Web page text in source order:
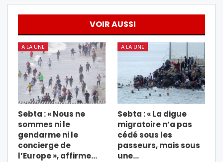
VOIR AUSSI
A LA UNE
Sebta : « Nous ne
sommes ni le
gendarme ni le
concierge de
l’Europe », affirme…
A LA UNE
Sebta : « La digue
migratoire n’a pas
cédé sous les
passeurs, mais sous
une…